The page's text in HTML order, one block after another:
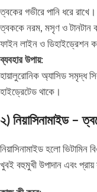
ত্বকের গভীরে পানি ধরে রাখে।
ত্বককে নরম, মসৃণ ও টানটান
ফাইন লাইন ও ডিহাইড্রেশন
ব্যবহার উপায়:
হায়ালুরোনিক অ্যাসিড সমৃদ্ধ
হাইড্রেটেড থাকে।
২) নিয়াসিনামাইড –
নিয়াসিনামাইড হলো ভিটামিন
খুবই বহুমুখী উপাদান এবং